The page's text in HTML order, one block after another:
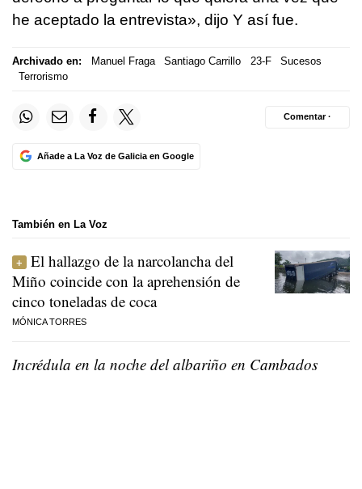
he aceptado la entrevista», dijo Y así fue.
Archivado en: Manuel Fraga Santiago Carrillo 23-F
Sucesos
Terrorismo
Añade a La Voz de Galicia en Google
Comentar ·
También en La Voz
El hallazgo de la narcolancha del
Miño coincide con la aprehensión de
cinco toneladas de coca
MÓNICA TORRES
Incrédula en la noche del albariño en Cambados